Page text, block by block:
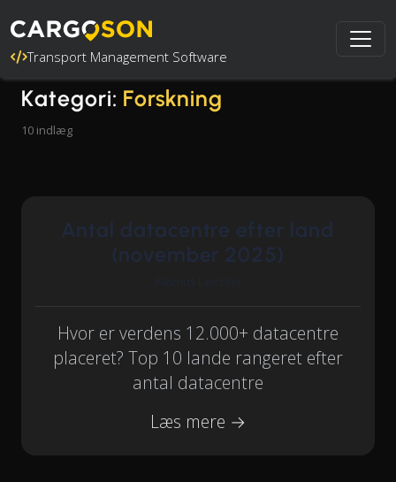
Transport Management Software
Kategori: Forskning
10 indlæg
Antal datacentre efter land
(november 2025)
Rasmus Leichter
Hvor er verdens 12.000+ datacentre
placeret? Top 10 lande rangeret efter
antal datacentre
Læs mere →